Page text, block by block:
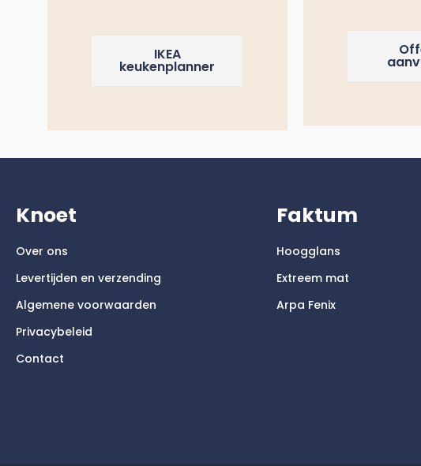
IKEA
keukenplanner
Knoet
Over ons
Levertijden en verzending
Algemene voorwaarden
Privacybeleid
Contact
Faktum
Hoogglans
Extreem mat
Arpa Fenix